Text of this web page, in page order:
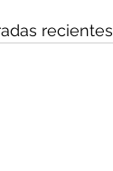
recientes